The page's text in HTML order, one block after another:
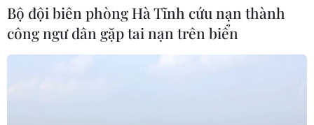
NAPAS, BIDV và Weixin Pay mở rộng
thanh toán QR Việt Nam-Trung
Quốc
Bộ đội biên phòng Hà Tĩnh cứu nạn thành
công ngư dân gặp tai nạn trên biển